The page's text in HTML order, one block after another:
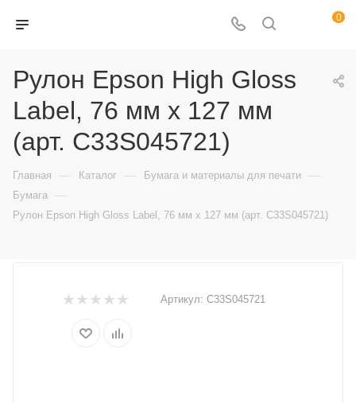
0
Рулон Epson High Gloss
Label, 76 мм x 127 мм
(арт. C33S045721)
Главная — Каталог — Бумага и материалы для печати —
Бумага —
Рулон Epson High Gloss Label, 76 мм x 127 мм (арт. C33S045721)
Артикул: C33S045721